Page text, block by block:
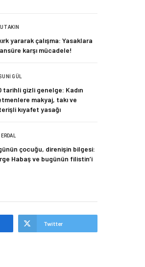
AKIN
kırk yararak çalışma: Yasaklara
karşı mücadele!
GÜL
tarihli gizli genelge: Kadın
makyaj, takı ve
kıyafet yasağı
çocuğu, direnişin bilgesi:
Habaş ve bugünün filistin’i
Twitter